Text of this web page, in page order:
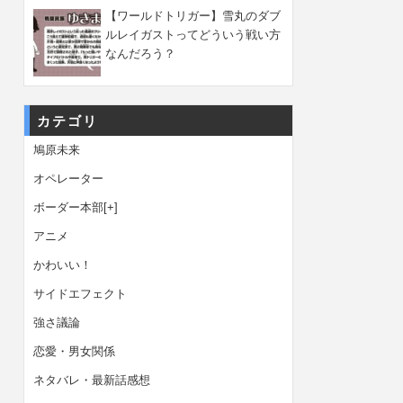
【ワールドトリガー】雪丸のダブ
ルレイガストってどういう戦い方
なんだろう？
カテゴリ
鳩原未来
オペレーター
ボーダー本部[+]
アニメ
かわいい！
サイドエフェクト
強さ議論
恋愛・男女関係
ネタバレ・最新話感想